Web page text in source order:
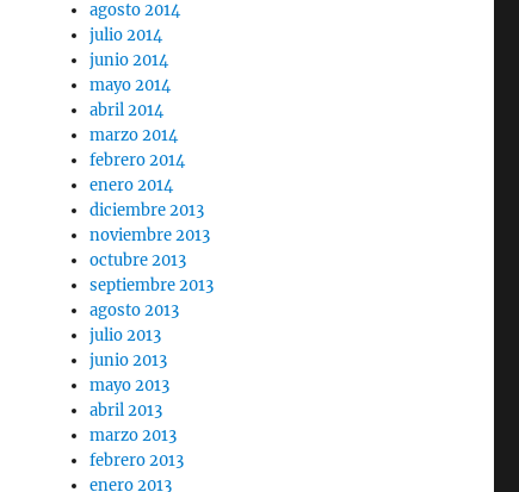
agosto 2014
julio 2014
junio 2014
mayo 2014
abril 2014
marzo 2014
febrero 2014
enero 2014
diciembre 2013
noviembre 2013
octubre 2013
septiembre 2013
agosto 2013
julio 2013
junio 2013
mayo 2013
abril 2013
marzo 2013
febrero 2013
enero 2013